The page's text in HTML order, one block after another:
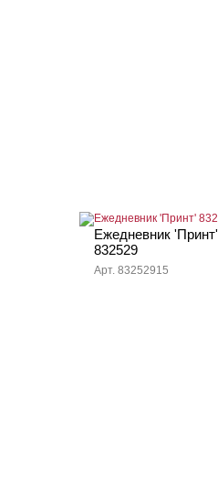
Ежедневник 'Принт'
832529
Арт. 83252915